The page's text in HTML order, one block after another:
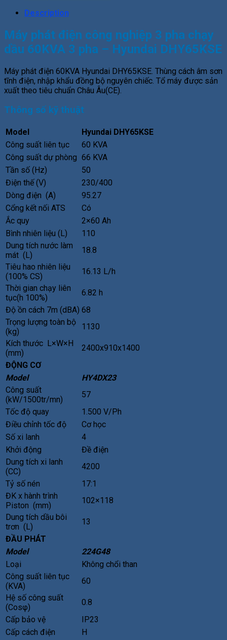
chạy
Hyundai
DHY65KSE
quantity
Description
Máy phát điện công nghiệp 3 pha chạy
dầu 60KVA 3 pha – Hyundai DHY65KSE
Máy phát điện 60KVA Hyundai DHY65KSE. Thùng cách âm sơn
tĩnh điện, nhập khẩu đồng bộ nguyên chiếc. Tổ máy được sản
xuất theo tiêu chuẩn Châu Âu(CE).
Thông số kỹ thuật
Model
Hyundai DHY65KSE
Công suất liên tục
60 KVA
Công suất dự phòng 66 KVA
Tần số (Hz)
50
Điện thế (V)
230/400
Dòng điện (A)
95.27
Cổng kết nối ATS
Có
Ắc quy
2×60 Ah
Bình nhiên liệu (L)
110
Dung tích nước làm
mát (L)
18.8
Tiêu hao nhiên liệu
(100% CS)
16.13 L/h
Thời gian chạy liên
tục(h 100%)
6.82 h
Độ ồn cách 7m (dBA) 68
Trọng lượng toàn bộ
(kg)
1130
Kích thước L×W×H
(mm)
2400x910x1400
ĐỘNG CƠ
Model
HY4DX23
Công suất
(kW/1500tr/mn)
57
Tốc độ quay
1.500 V/Ph
Điều chỉnh tốc độ
Cơ học
Số xi lanh
4
Khởi động
Đề điện
Dung tích xi lanh
(CC)
4200
Tỷ số nén
17:1
ĐK x hành trình
Piston (mm)
102×118
Dung tích dầu bôi
trơn (L)
13
ĐẦU PHÁT
Model
224G48
Loại
Không chổi than
Công suất liên tục
(KVA)
60
Hệ số công suất
(Cosφ)
0.8
Cấp bảo vệ
IP23
Cấp cách điện
H